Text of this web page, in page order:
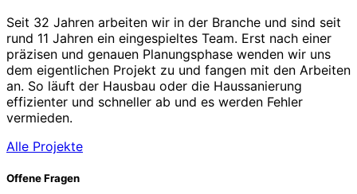
Seit 32 Jahren arbeiten wir in der Branche und sind seit
rund 11 Jahren ein eingespieltes Team. Erst nach einer
präzisen und genauen Planungsphase wenden wir uns
dem eigentlichen Projekt zu und fangen mit den Arbeiten
an. So läuft der Hausbau oder die Haussanierung
effizienter und schneller ab und es werden Fehler
vermieden.
Alle Projekte
Offene Fragen